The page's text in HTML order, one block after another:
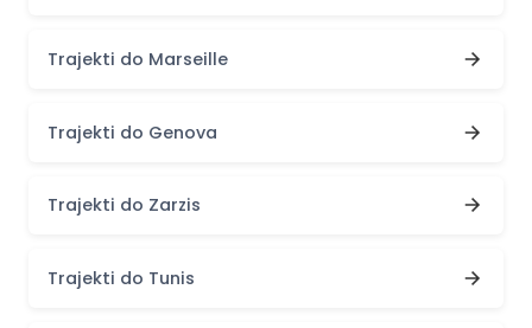
Trajekti do Marseille
Trajekti do Genova
Trajekti do Zarzis
Trajekti do Tunis